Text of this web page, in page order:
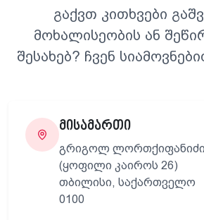
გაქვთ კითხვები
მოხალისეობის ან
შესახებ? ჩვენ
მისამართი
გრიგოლ
(ყოფილი კაიროს 26)
თბილისი, საქართველო
0100